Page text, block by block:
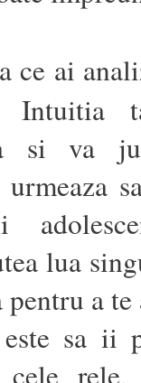
ce ai
Intuitia
si va
lua
a te
sa ii
rele,